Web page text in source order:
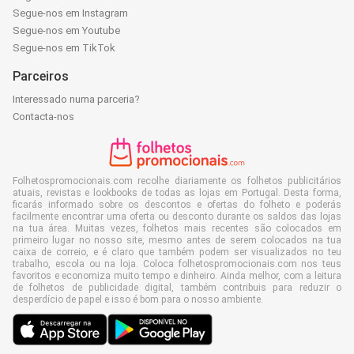
Segue-nos em Instagram
Segue-nos em Youtube
Segue-nos em TikTok
Parceiros
Interessado numa parceria?
Contacta-nos
Folhetospromocionais.com recolhe diariamente os folhetos publicitários
atuais, revistas e lookbooks de todas as lojas em Portugal. Desta forma,
ficarás informado sobre os descontos e ofertas do folheto e poderás
facilmente encontrar uma oferta ou desconto durante os saldos das lojas
na tua área. Muitas vezes, folhetos mais recentes são colocados em
primeiro lugar no nosso site, mesmo antes de serem colocados na tua
caixa de correio, e é claro que também podem ser visualizados no teu
trabalho, escola ou na loja. Coloca folhetospromocionais.com nos teus
favoritos e economiza muito tempo e dinheiro. Ainda melhor, com a leitura
de folhetos de publicidade digital, também contribuis para reduzir o
desperdício de papel e isso é bom para o nosso ambiente.